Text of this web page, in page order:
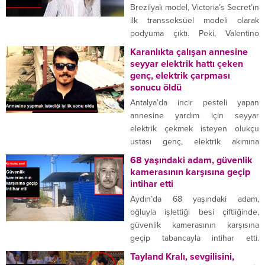
Çocuklarına olan düşkünlüğü
paylaşımlarına da yansıyan
Çilingiroğlu’nun son paylaşımı ise
takipçilerinin hoşuna gitmedi.
PAYLAŞIMIYLA LİNÇ EDİLDİ Feraye
Tanyolaç’tan...
Brezilyalı model, Victoria’s Secret’ın
ilk transseksüel modeli olarak
podyuma çıktı. Peki, Valentino
Sampaio kimdir? Kısa süre önce
‘Vogue’ dergisine kapak olan
Sampaio, Instagram’da paylaştığı
fotoğrafla artık Victoria’s Secret’da
olduğunu duyurdu. Gelişmenin
ardından Valentino Sampaio’nun
eski hali ise merak konusu oldu.
”TRANSLARIN OLAMAYACAĞI
Karanlıkta çalışan annesine
seyyar elektrik hattı çeken
genç, elektrik çarpması
sonucu öldü
Antalya’da incir pesteli yapan
annesine yardım için seyyar
elektrik çekmek isteyen olukçu
ustası genç, elektrik akımına
kapılarak öldü. Antalya’nın
Manavgat ilçesinde incir pesteli
yapan annesine yardım için seyyar
elektrik çekmek isteyen olukçu
ustası genç elektrik akımına
kapılarak yaşamını yitirdi. Acil
serviste görevli doktor ve diğer
görevliler, Manavgat Devlet
Hastanesine getirilen...
68 yaşındaki adam, güvenlik
kamerasının karşısına geçip
intihar etti
Aydın’da 68 yaşındaki adam,
oğluyla işlettiği besi çiftliğinde,
güvenlik kamerasının karşısına
geçip tabancayla intihar etti.
Aydın’ın Efeler ilçesinde, Süleyman
Tayland Kralı, sevgilisini,